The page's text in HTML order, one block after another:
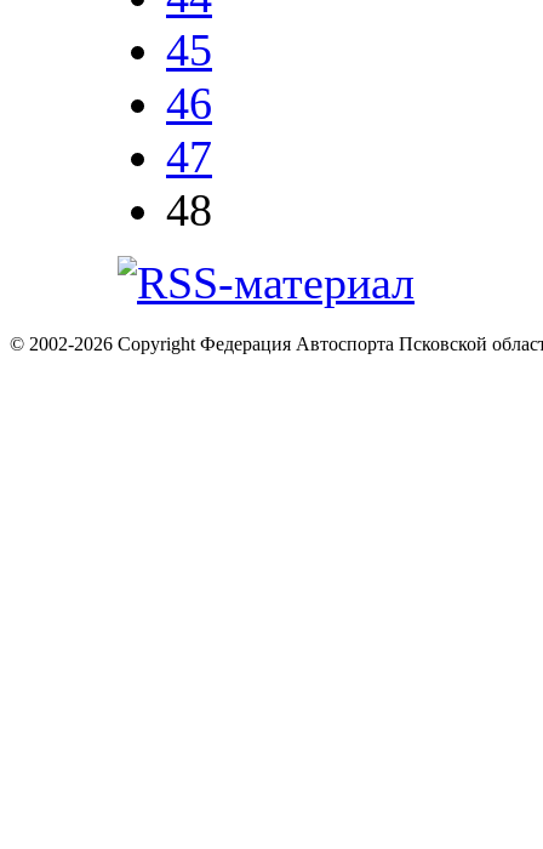
45
46
47
48
© 2002-2026 Copyright Федерация Автоспорта Псковской